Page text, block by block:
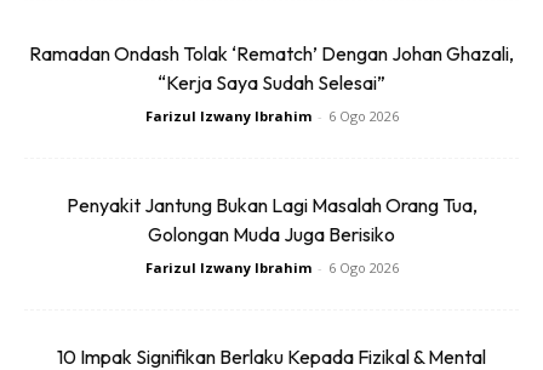
Ramadan Ondash Tolak ‘Rematch’ Dengan Johan Ghazali,
“Kerja Saya Sudah Selesai”
Farizul Izwany Ibrahim - 6 Ogo 2026
Penyakit Jantung Bukan Lagi Masalah Orang Tua,
Golongan Muda Juga Berisiko
Farizul Izwany Ibrahim - 6 Ogo 2026
10 Impak Signifikan Berlaku Kepada Fizikal & Mental